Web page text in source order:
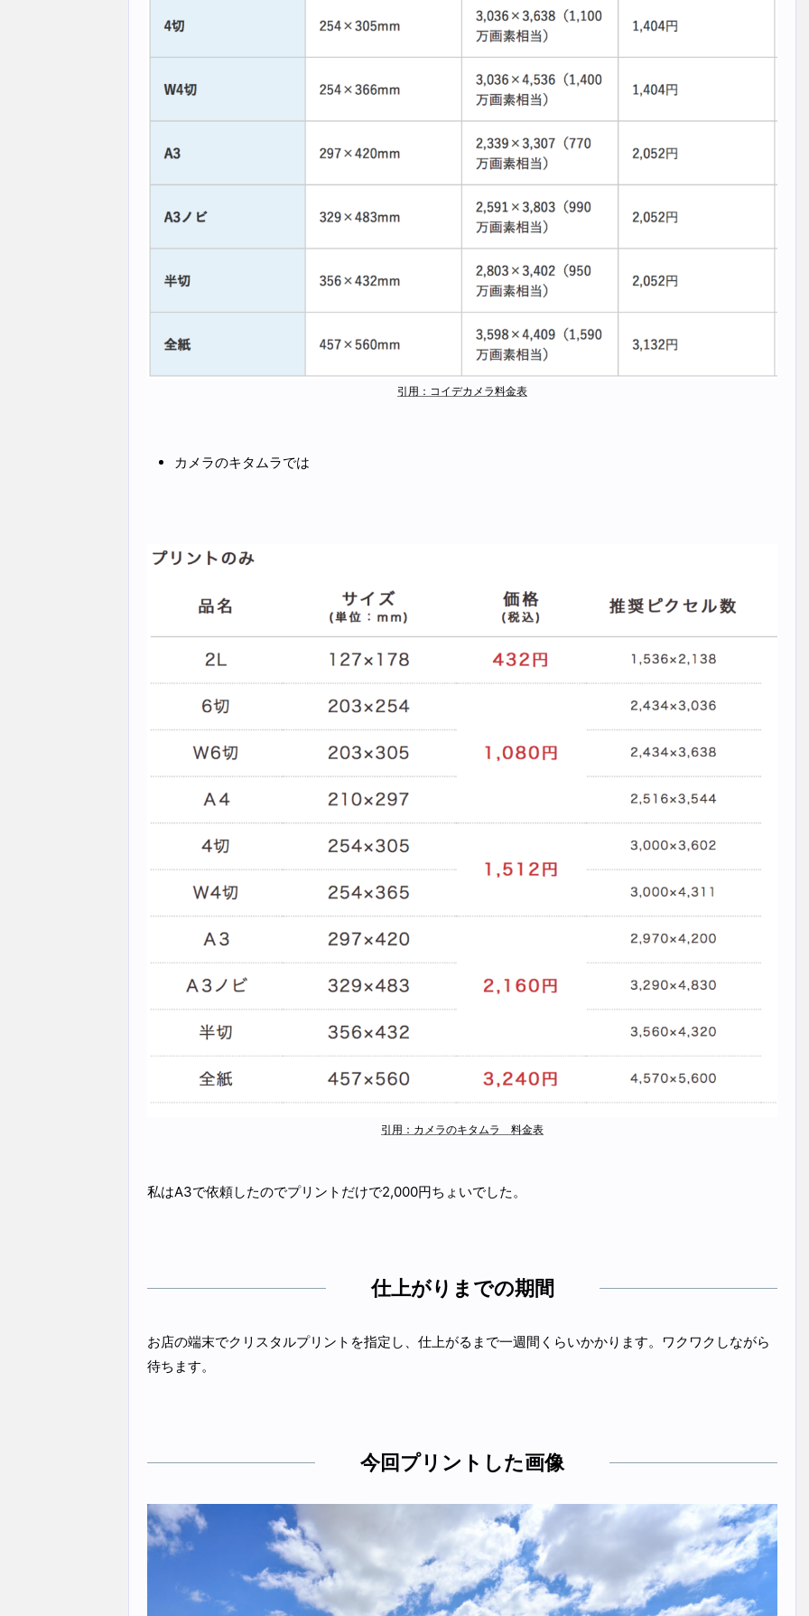
引用：コイデカメラ料金表
カメラのキタムラでは
引用：カメラのキタムラ 料金表
私はA3で依頼したのでプリントだけで2,000円ちょいでした。
仕上がりまでの期間
お店の端末でクリスタルプリントを指定し、仕上がるまで一週間くらいかかります。ワクワクしながら
待ちます。
今回プリントした画像